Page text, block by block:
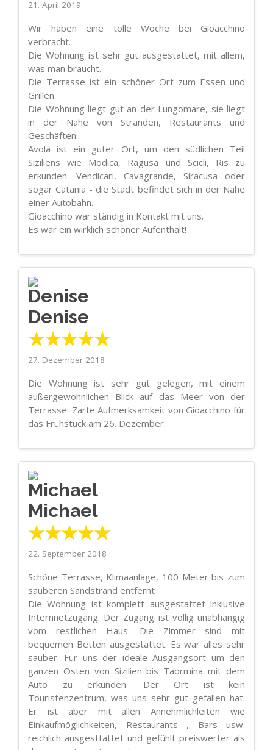
21. April 2019
Wir haben eine tolle Woche bei Gioacchino
verbracht.
Die Wohnung ist sehr gut ausgestattet, mit allem,
was man braucht.
Die Terrasse ist ein schöner Ort zum Essen und
Grillen.
Die Wohnung liegt gut an der Lungomare, sie liegt
in der Nähe von Stränden, Restaurants und
Geschäften.
Avola ist ein guter Ort, um den südlichen Teil
Siziliens wie Modica, Ragusa und Scicli, Ris zu
erkunden. Vendicari, Cavagrande, Siracusa oder
sogar Catania - die Stadt befindet sich in der Nähe
einer Autobahn.
Gioacchino war ständig in Kontakt mit uns.
Es war ein wirklich schöner Aufenthalt!
Denise
★★★★★
27. Dezember 2018
Die Wohnung ist sehr gut gelegen, mit einem
außergewöhnlichen Blick auf das Meer von der
Terrasse. Zarte Aufmerksamkeit von Gioacchino für
das Frühstück am 26. Dezember.
Michael
★★★★★
22. September 2018
Schöne Terrasse, Klimaanlage, 100 Meter bis zum
sauberen Sandstrand entfernt
Die Wohnung ist komplett ausgestattet inklusive
Internnetzugang. Der Zugang ist völlig unabhängig
vom restlichen Haus. Die Zimmer sind mit
bequemen Betten ausgestattet. Es war alles sehr
sauber. Für uns der ideale Ausgangsort um den
ganzen Osten von Sizilien bis Taormina mit dem
Auto zu erkunden. Der Ort ist kein
Touristenzentrum, was uns sehr gut gefallen hat.
Er ist aber mit allen Annehmlichleiten wie
Einkaufmöglichkeiten, Restaurants , Bars usw.
reichlich ausgesttattet und gefühlt preiswerter als